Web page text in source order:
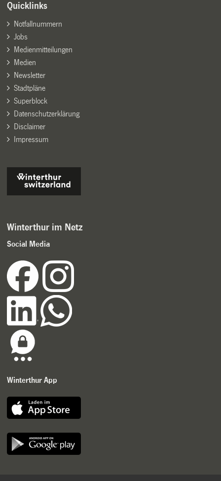
Quicklinks
Notfallnummern
Jobs
Medienmitteilungen
Medien
Newsletter
Stadtpläne
Superblock
Datenschutzerklärung
Disclaimer
Impressum
Winterthur im Netz
Social Media
Winterthur App